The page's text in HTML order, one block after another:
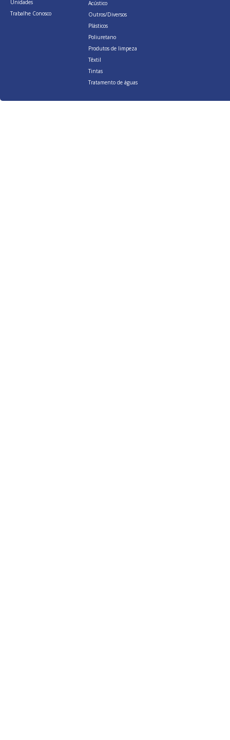
Unidades
Trabalhe Conosco
Acústico
Outros/Diversos
Plásticos
Poliuretano
Produtos de limpeza
Têxtil
Tintas
Tratamento de águas